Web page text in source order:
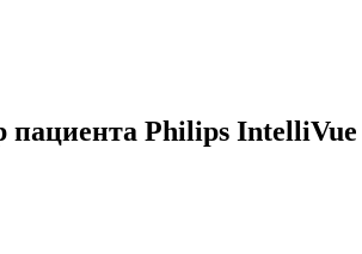
Philips IntelliVue